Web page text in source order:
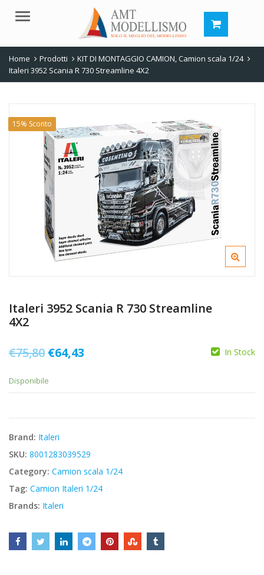
Menu
Home Prodotti KIT DI MONTAGGIO CAMION,Camion scala 1/24
Italeri 3952 Scania R 730 Streamline 4X2
15% Sconto
Italeri 3952 Scania R 730 Streamline
4X2
€75,80 Il
€64,43 In Stock
Disponibile
Brand: Italeri
SKU: 8001283039529
Category: Camion scala 1/24
Tag: Camion Italeri 1/24
Brands: Italeri